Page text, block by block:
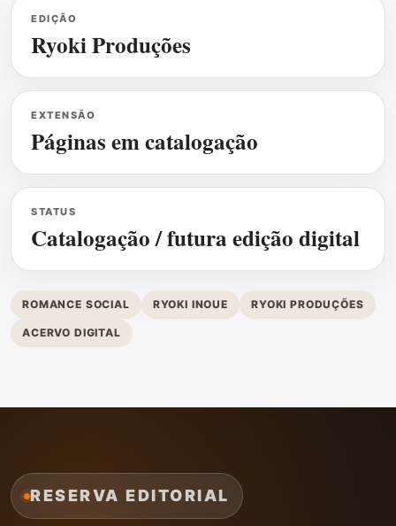
EDIÇÃO
Ryoki Produções
EXTENSÃO
Páginas em catalogação
STATUS
Catalogação / futura edição digital
ROMANCE SOCIAL RYOKI INOUE RYOKI PRODUÇÕES
ACERVO DIGITAL
RESERVA EDITORIAL